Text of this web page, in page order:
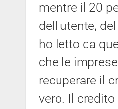
mentre il 20
dell'utente,
ho letto da
che le
recuperare il
vero. Il